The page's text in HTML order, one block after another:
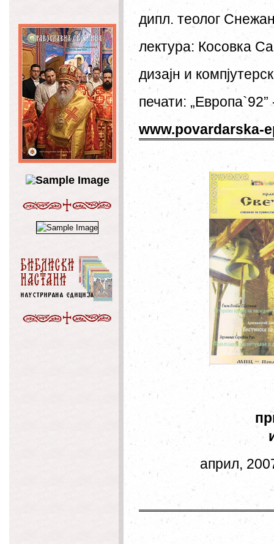
дипл. теолог
лектура: Косовка
дизајн и
печати: